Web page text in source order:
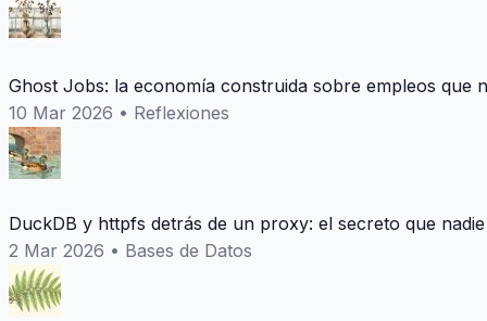
Ghost Jobs: la economía construida sobre empleos que
10 Mar 2026 • Reflexiones
DuckDB y httpfs detrás de un proxy: el secreto que
2 Mar 2026 • Bases de Datos